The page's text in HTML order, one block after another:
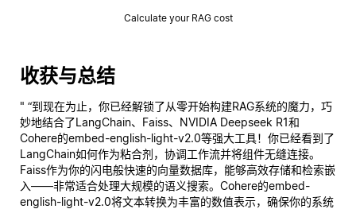
Calculate your RAG cost
收获与总结
" “到现在为止，你已经解锁了从零开始构建RAG系统的魔力，巧
妙地结合了LangChain、Faiss、NVIDIA Deepseek R1和
Cohere的embed-english-light-v2.0等强大工具！你已经看到了
LangChain如何作为粘合剂，协调工作流并将组件无缝连接。
Faiss作为你的闪电般快速的向量数据库，能够高效存储和检索嵌
入——非常适合处理大规模的语义搜索。Cohere的embed-
english-light-v2.0将文本转换为丰富的数值表示，确保你的系统